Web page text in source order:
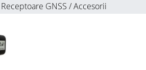
Receptoare GNSS /Accesorii